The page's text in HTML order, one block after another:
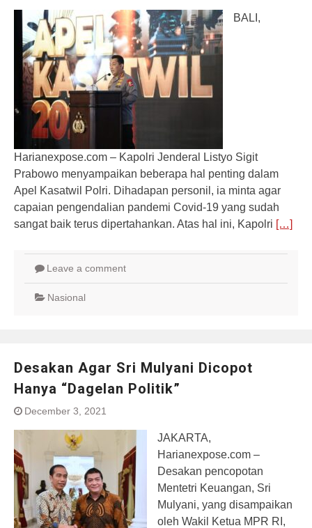
BALI,
Harianexpose.com – Kapolri Jenderal Listyo Sigit
Prabowo menyampaikan beberapa hal penting dalam
Apel Kasatwil Polri. Dihadapan personil, ia minta agar
capaian pengendalian pandemi Covid-19 yang sudah
sangat baik terus dipertahankan. Atas hal ini, Kapolri […]
Leave a comment
Nasional
Desakan Agar Sri Mulyani Dicopot
Hanya “Dagelan Politik”
December 3, 2021
JAKARTA,
Harianexpose.com –
Desakan pencopotan
Mentetri Keuangan, Sri
Mulyani, yang disampaikan
oleh Wakil Ketua MPR RI,